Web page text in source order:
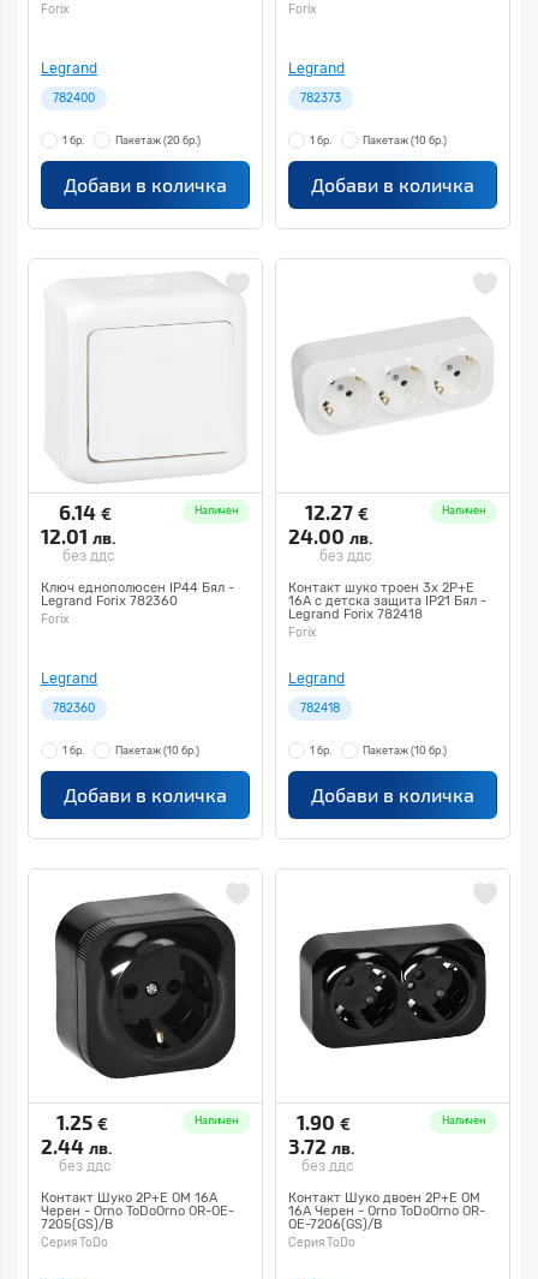
Forix
Legrand
782400
1 бр. Пакетаж (20 бр.)
Добави в количка
Forix
Legrand
782373
1 бр. Пакетаж (10 бр.)
Добави в количка
6.14 €
12.01 лв.
без ддс
Наличен
Ключ еднополюсен IP44 Бял -
Legrand Forix 782360
Forix
Legrand
782360
1 бр. Пакетаж (10 бр.)
Добави в количка
12.27 €
24.00 лв.
без ддс
Наличен
Контакт шуко троен 3x 2P+E
16A с детска защита IP21 Бял -
Legrand Forix 782418
Forix
Legrand
782418
1 бр. Пакетаж (10 бр.)
Добави в количка
1.25 €
2.44 лв.
без ддс
Наличен
Контакт Шуко 2P+E ОМ 16A
Черен - Orno ToDoOrno OR-OE-
7205(GS)/B
Серия ToDo
1.90 €
3.72 лв.
без ддс
Наличен
Контакт Шуко двоен 2P+E ОМ
16A Черен - Orno ToDoOrno OR-
OE-7206(GS)/B
Серия ToDo